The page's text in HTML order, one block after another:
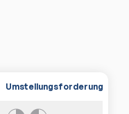
Umstellungsforderungen